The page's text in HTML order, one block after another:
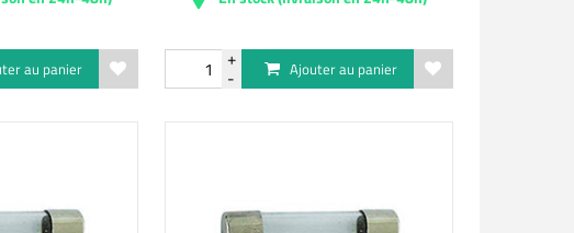
au panier Ajouter au panier